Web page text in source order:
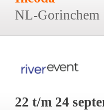
NL-Gorinchem
22 t/m 24